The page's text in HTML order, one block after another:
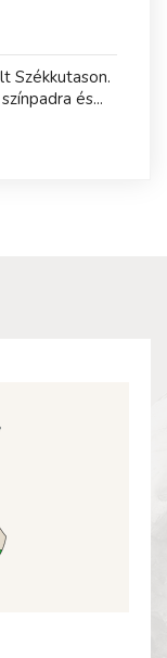
Székkutason.
és...